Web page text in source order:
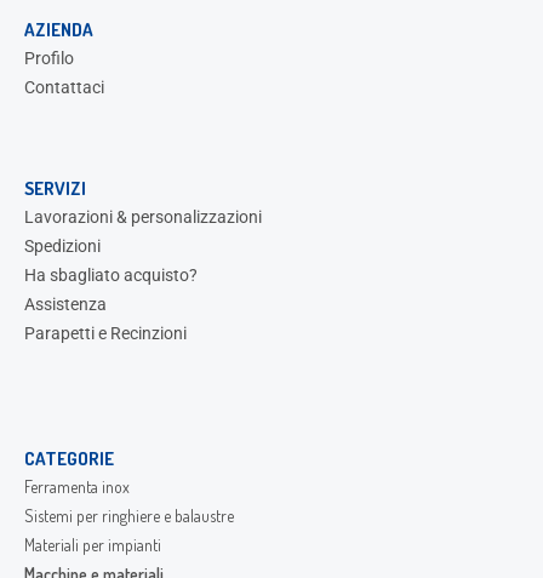
AZIENDA
Profilo
Contattaci
SERVIZI
Lavorazioni & personalizzazioni
Spedizioni
Ha sbagliato acquisto?
Assistenza
Parapetti e Recinzioni
CATEGORIE
Ferramenta inox
Sistemi per ringhiere e balaustre
Materiali per impianti
Macchine e materiali